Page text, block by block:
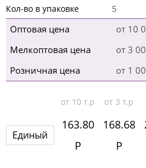
Кол-во в упаковке
5
Оптовая цена
от 10
Мелкоптовая цена
от 3
Розничная цена
от 1
от 10 т.р от 3 т.р
Единый
163.80
Р
168.68
Р